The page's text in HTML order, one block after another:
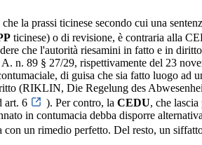
la prassi ticinese secondo cui una
ticinese) o di revisione, è contraria alla
che l'autorità riesamini in fatto e in
n. 89 § 27/29, rispettivamente del 23
di guisa che sia fatto luogo
(RIKLIN, Die Regelung des
art. 6
). Per contro, la CEDU, che
in contumacia debba disporre
con un rimedio perfetto. Del resto, un